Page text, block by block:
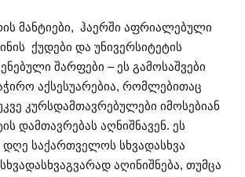
მანტიები, ჰაერში აფრიალებული
ქუდები და უნივერსიტეტის
შარფები – ეს გამოსაშვები
აქსესუარებია, რომლებითაც
კურსდამთავრებულები იმოსებიან
დამთავრებას აღნიშნავენ. ეს
საქართველოს სხვადასხვა
აღინიშნება, თუმცა